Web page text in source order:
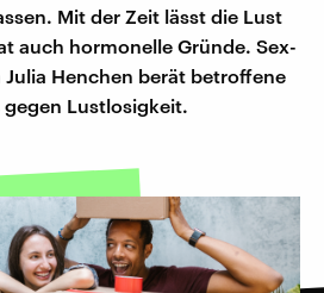
Mit der Zeit lässt die Lust
auch hormonelle Gründe. Sex-
Henchen berät betroffene
gegen Lustlosigkeit.